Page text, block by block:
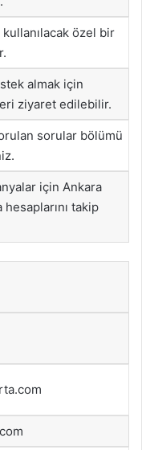
özel bir
almak için
ziyaret edilebilir.
sorular bölümü
için Ankara
hesaplarını takip